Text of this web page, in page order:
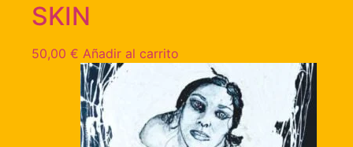
SKIN
50,00 € Añadir al carrito